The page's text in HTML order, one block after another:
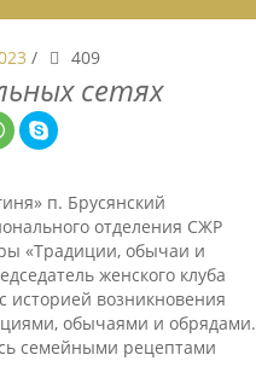
/ 409
сетях
п. Брусянский
отделения СЖР
«Традиции, обычаи и
женского клуба
историей возникновения
обычаями и обрядами.
семейными рецептами